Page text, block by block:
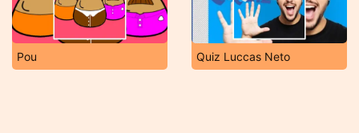
Pou Quiz Luccas Neto